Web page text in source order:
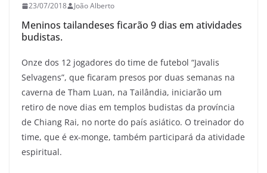
23/07/2018 João Alberto
Meninos tailandeses ficarão 9 dias em atividades
budistas.
Onze dos 12 jogadores do time de futebol “Javalis
Selvagens”, que ficaram presos por duas semanas na
caverna de Tham Luan, na Tailândia, iniciarão um
retiro de nove dias em templos budistas da província
de Chiang Rai, no norte do país asiático. O treinador do
time, que é ex-monge, também participará da atividade
espiritual.